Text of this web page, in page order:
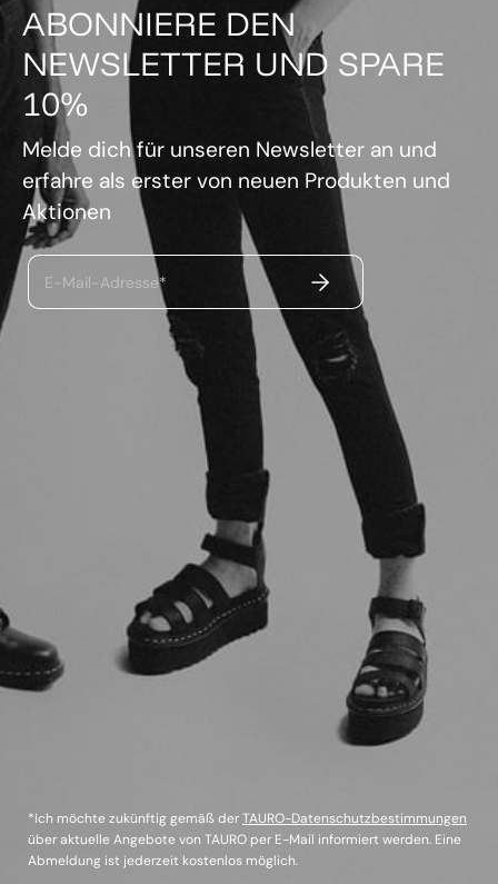
ABONNIERE DEN
NEWSLETTER UND SPARE
10%
Melde dich für unseren Newsletter an und
erfahre als erster von neuen Produkten und
Aktionen
E-Mail-Adresse* ABSENDEN
*Ich möchte zukünftig gemäß derTAURO-Datenschutzbestimmungen
über aktuelle Angebote von TAURO per E-Mail informiert werden. Eine
Abmeldung ist jederzeit kostenlos möglich.